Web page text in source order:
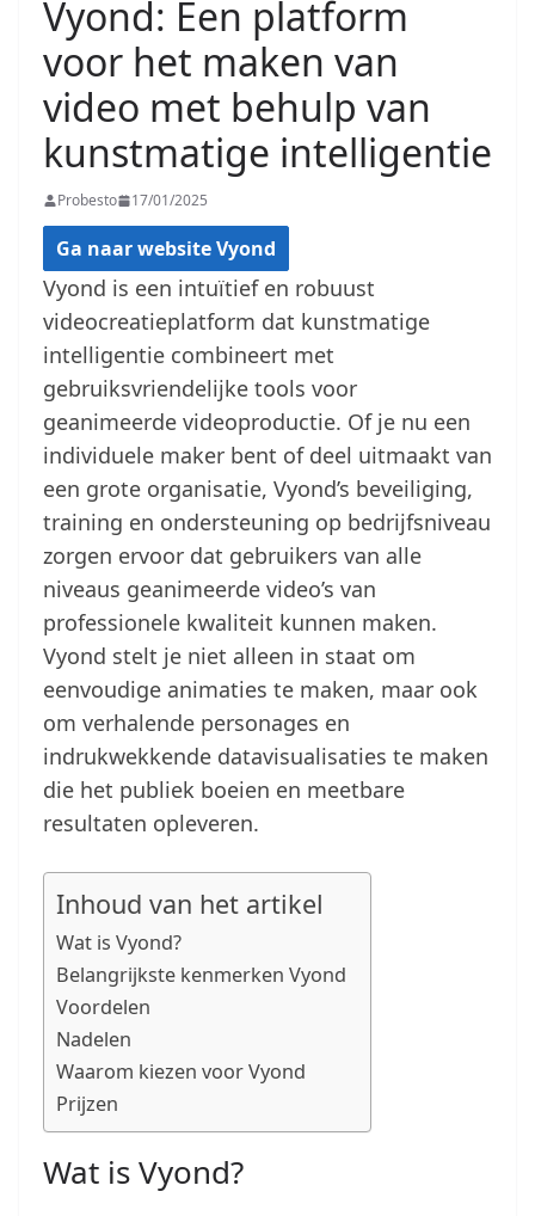
Vyond: Een platform
voor het maken van
video met behulp van
kunstmatige intelligentie
Probesto 17/01/2025
Ga naar website Vyond
Vyond is een intuïtief en robuust
videocreatieplatform dat kunstmatige
intelligentie combineert met
gebruiksvriendelijke tools voor
geanimeerde videoproductie. Of je nu een
individuele maker bent of deel uitmaakt van
een grote organisatie, Vyond’s beveiliging,
training en ondersteuning op bedrijfsniveau
zorgen ervoor dat gebruikers van alle
niveaus geanimeerde video’s van
professionele kwaliteit kunnen maken.
Vyond stelt je niet alleen in staat om
eenvoudige animaties te maken, maar ook
om verhalende personages en
indrukwekkende datavisualisaties te maken
die het publiek boeien en meetbare
resultaten opleveren.
Inhoud van het artikel
Wat is Vyond?
Belangrijkste kenmerken Vyond
Voordelen
Nadelen
Waarom kiezen voor Vyond
Prijzen
Wat is Vyond?